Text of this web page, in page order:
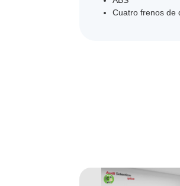
Cuatro frenos de